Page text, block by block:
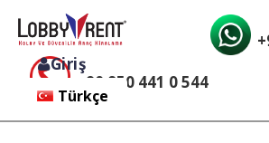
Giriş
Türkçe
+90 850 441 0 544